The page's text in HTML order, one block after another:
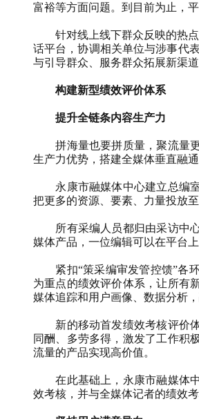
富裕等方面问题。到目前为止，
针对线上线下群众反映的热
话平台，协调相关单位与涉事代
与引导群众、服务群众拓展新渠道
构建新型绩效评价体系
提升全链条内容生产力
拼海量也要拼质量，聚流量
生产力优势，搭建全媒体垂直融通
永康市融媒体中心建立总编
把更多的资源、要素、力量投放
所有采编人员都归由采访中
媒体产品，一位编辑可以在平台
紧扣“策采编审发管控馈”各
为重点的绩效评价体系，让所有
媒体追踪和用户画像、数据分析
新的移动首发绩效考核评价
同酬、多劳多得，激发了工作积
流量的产品实现高价值。
在此基础上，永康市融媒体
效考核，并与全媒体记者的绩效